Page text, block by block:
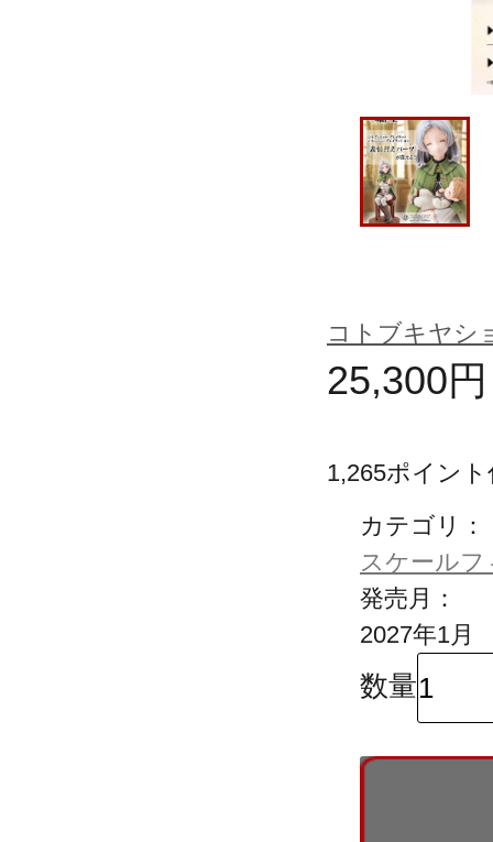
コトブキヤシ
25,300円
1,265ポイント
カテゴリ：
スケール
発売月：
2027年1月
数量